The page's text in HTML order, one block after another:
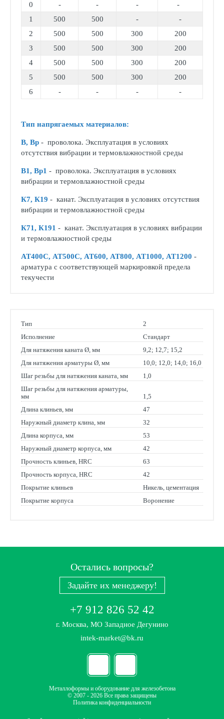
0
- - -
-
1
500 500 -
-
2
500 500 300
200
3
500 500 300
200
4
500 500 300
200
5
500 500 300
200
6
- - - -
Тип напрягаемых материалов:
В, Вр - проволока. Эксплуатация в условиях
отсутствия вибрации и термовлажностной среды
В1, Вр1 - проволока. Эксплуатация в условиях
вибрации и термовлажностной среды
К7, К19 - канат. Эксплуатация в условиях отсутствия
вибрации и термовлажностной среды
К71, К191 - канат. Эксплуатация в условиях вибрации
и термовлажностной среды
АТ400С, АТ500С, АТ600, АТ800, АТ1000, АТ1200 -
арматура с соответствующей маркировкой предела
текучести
Тип
2
Исполнение
Стандарт
Для натяжения каната Ø, мм
9,2; 12,7; 15,2
Для натяжения арматуры Ø, мм
10,0; 12,0; 14,0; 16,0
Шаг резьбы для натяжения каната, мм
1,0
Шаг резьбы для натяжения арматуры,
мм
1,5
Длина клиньев, мм
47
Наружный диаметр клина, мм
32
Длина корпуса, мм
53
Наружный диаметр корпуса, мм
42
Прочность клиньев, HRC
63
Прочность корпуса, HRC
42
Покрытие клиньев
Никель, цементация
Покрытие корпуса
Воронение
Остались вопросы?
Задайте их менеджеру!
+7 912 826 52 42
г. Москва, МО Западное Дегунино
intek-market@bk.ru
Металлоформы и оборудование для железобетона
© 2007 - 2026 Все права защищены
Политика конфиденциальности